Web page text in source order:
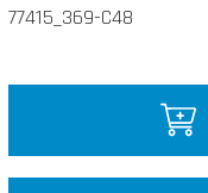
77415_369-C48